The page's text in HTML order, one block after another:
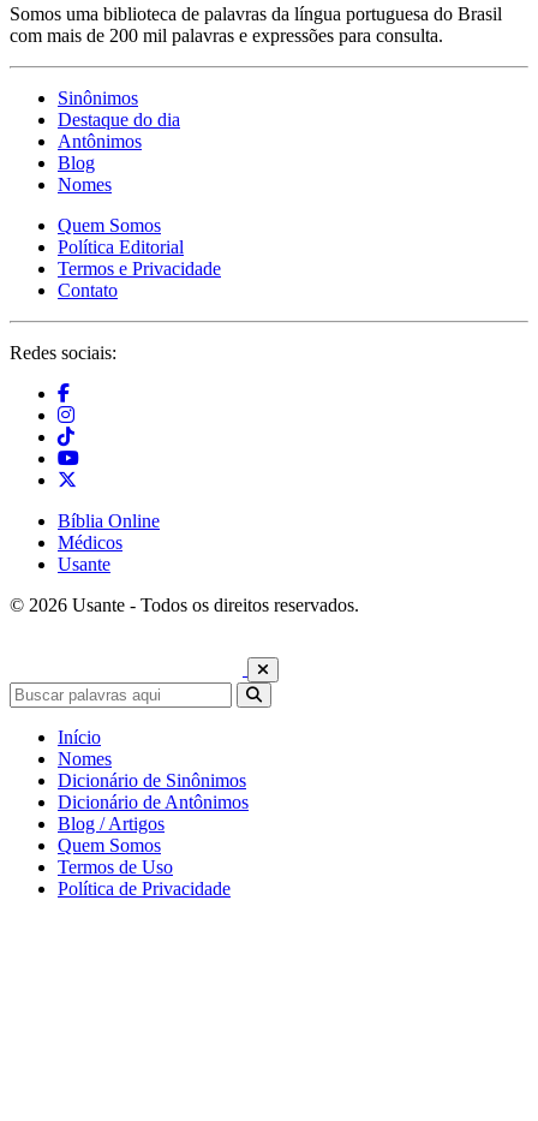
Somos uma biblioteca de palavras da língua portuguesa do Brasil
com mais de 200 mil palavras e expressões para consulta.
Sinônimos
Destaque do dia
Antônimos
Blog
Nomes
Quem Somos
Política Editorial
Termos e Privacidade
Contato
Redes sociais:
Bíblia Online
Médicos
Usante
© 2026 Usante - Todos os direitos reservados.
Início
Nomes
Dicionário de Sinônimos
Dicionário de Antônimos
Blog / Artigos
Quem Somos
Termos de Uso
Política de Privacidade